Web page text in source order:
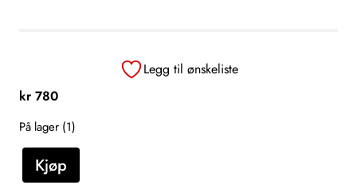
Legg til ønskeliste
kr 780
På lager (1)
F
Kjøp